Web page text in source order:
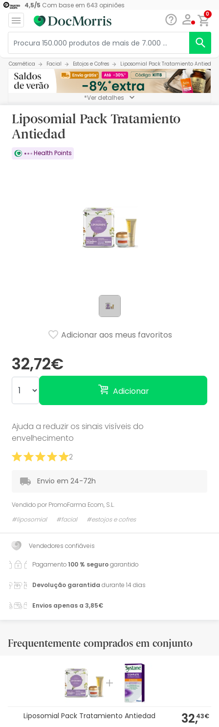
4,5/5 Com base em 643 opiniões
0
Cosmética Facial Estojos e Cofres Liposomial Pack Tratamiento Antiedad
*Ver detalhes
Liposomial Pack Tratamiento
Antiedad
Health Points
32,72€
Adicionar
Adicionar aos meus favoritos
Ajuda a reduzir os sinais visíveis do
envelhecimento
2
Envio em 24-72h
Vendido por PromoFarma Ecom, S.L.
#liposomial
#facial #estojos e cofres
Vendedores confiáveis
Pagamento100 % segurogarantido
Devolução garantida durante 14 dias
Envios apenas a 3,85€
Frequentemente comprados em conjunto
Liposomial Pack Tratamiento Antiedad 32,43€